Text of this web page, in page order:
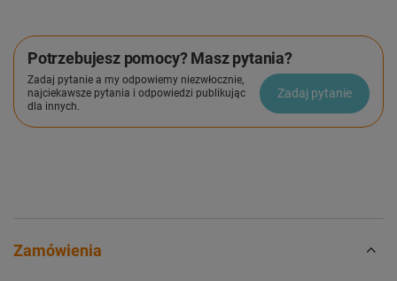
Potrzebujesz pomocy? Masz pytania?
Zadaj pytanie a my odpowiemy niezwłocznie,
najciekawsze pytania i odpowiedzi publikując
dla innych.
Zadaj pytanie
Zamówienia